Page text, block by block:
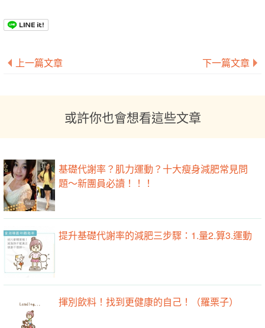
上一篇文章 下一篇文章
或許你也會想看這些文章
基礎代謝率？肌力運動？十大瘦身減肥常見問
題～新團員必讀！！！
提升基礎代謝率的減肥三步驟：1.量2.算3.運動
揮別飲料！找到更健康的自己！（羅栗子）